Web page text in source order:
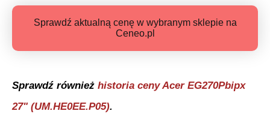
Sprawdź aktualną cenę w wybranym sklepie na
Ceneo.pl
Sprawdź również historia cenyAcer EG270Pbipx
27" (UM.HE0EE.P05).